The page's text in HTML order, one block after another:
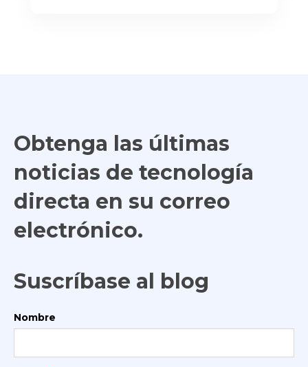
Obtenga las últimas
noticias de tecnología
directa en su correo
electrónico.
Suscríbase al blog
Nombre